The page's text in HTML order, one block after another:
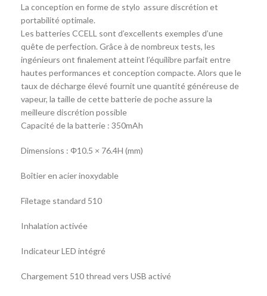
La conception en forme de stylo assure discrétion et
portabilité optimale.
Les batteries CCELL sont d’excellents exemples d’une
quête de perfection. Grâce à de nombreux tests, les
ingénieurs ont finalement atteint l’équilibre parfait entre
hautes performances et conception compacte. Alors que le
taux de décharge élevé fournit une quantité généreuse de
vapeur, la taille de cette batterie de poche assure la
meilleure discrétion possible
Capacité de la batterie : 350mAh
Dimensions : Φ10.5 × 76.4H (mm)
Boîtier en acier inoxydable
Filetage standard 510
Inhalation activée
Indicateur LED intégré
Chargement 510 thread vers USB activé